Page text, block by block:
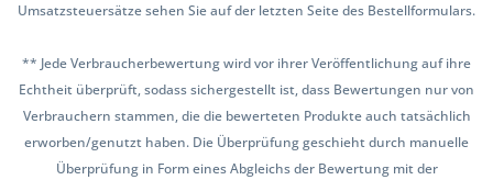
Umsatzsteuersätze sehen Sie auf der letzten Seite des Bestellformulars.
** Jede Verbraucherbewertung wird vor ihrer Veröffentlichung auf ihre
Echtheit überprüft, sodass sichergestellt ist, dass Bewertungen nur von
Verbrauchern stammen, die die bewerteten Produkte auch tatsächlich
erworben/genutzt haben. Die Überprüfung geschieht durch manuelle
Überprüfung in Form eines Abgleichs der Bewertung mit der